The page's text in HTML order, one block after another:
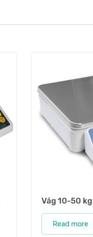
Våg 10-50 kg
Read more